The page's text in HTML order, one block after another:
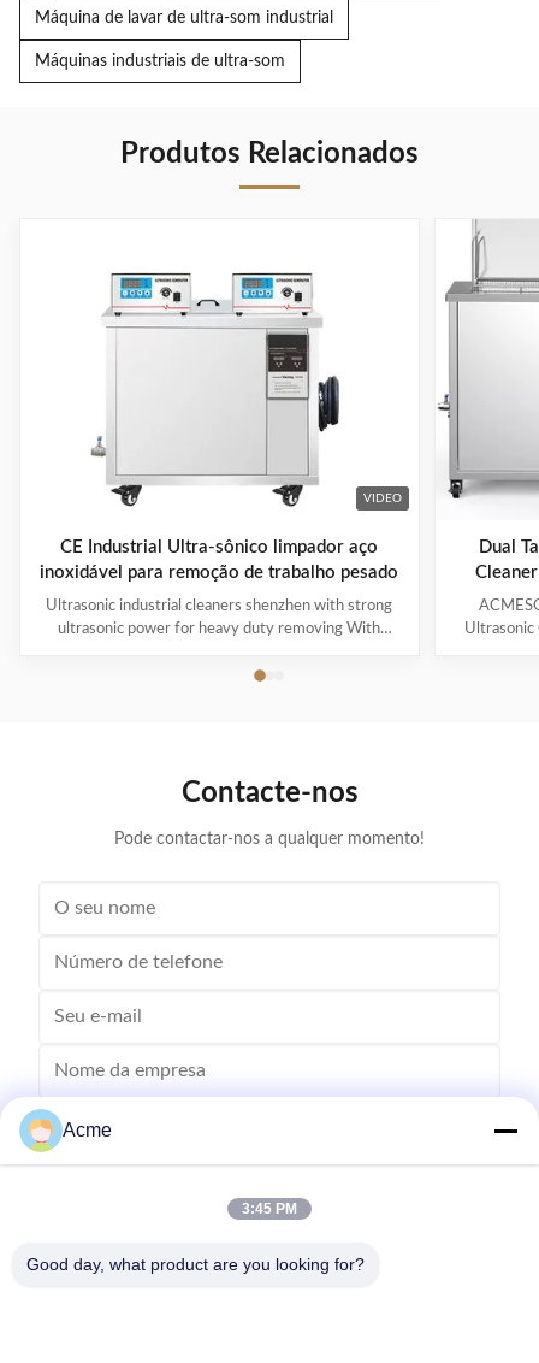
Máquina de lavar de ultra-som industrial
Máquinas industriais de ultra-som
Produtos Relacionados
VIDEO
CE Industrial Ultra-sônico limpador aço
inoxidável para remoção de trabalho pesado
Ultrasonic industrial cleaners shenzhen with strong
ultrasonic power for heavy duty removing With
widely used in engine block, engine parts cleaning,
ultrasonic cleaning of engine parts,
Dual
Ultrasonic
Contacte-nos
Pode contactar-nos a qualquer momento!
Envie
Acme
3:45 PM
Good day, what product are you looking for?